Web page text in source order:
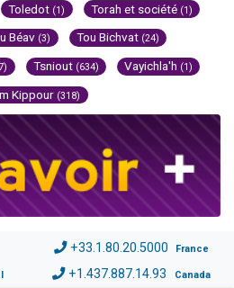
Toledot (1) Torah et société (1)
Béav (3) Tou Bichvat (24)
Tsniout (634) Vayichla'h (1)
Kippour (318)
+33.1.80.20.5000 France
+1.437.887.14.93 Canada